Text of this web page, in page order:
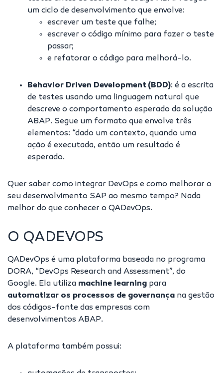
um ciclo de desenvolvimento que envolve:
escrever um teste que falhe;
escrever o código mínimo para fazer o teste
passar;
e refatorar o código para melhorá-lo.
Behavior Driven Development (BDD): é a escrita
de testes usando uma linguagem natural que
descreve o comportamento esperado da solução
ABAP. Segue um formato que envolve três
elementos: “dado um contexto, quando uma
ação é executada, então um resultado é
esperado.
Quer saber como integrar DevOps e como melhorar o
seu desenvolvimento SAP ao mesmo tempo? Nada
melhor do que conhecer o QADevOps.
O QADEVOPS
QADevOps é uma plataforma baseada no programa
DORA, “DevOps Research and Assessment”, do
Google. Ela utiliza machine learning para
automatizar os processos de governança na gestão
dos códigos-fonte das empresas com
desenvolvimentos ABAP.
A plataforma também possui: